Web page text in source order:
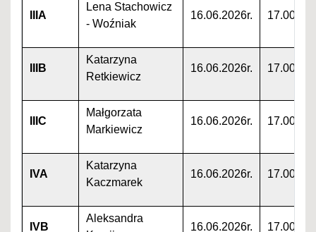
IIIA
Lena Stachowicz
- Woźniak
16.06.2026r. 17.00
IIIB
Katarzyna
Retkiewicz
16.06.2026r. 17.00
IIIC
Małgorzata
Markiewicz
16.06.2026r. 17.00
IVA
Katarzyna
Kaczmarek
16.06.2026r. 17.00
IVB
Aleksandra
16.06.2026r. 17.00